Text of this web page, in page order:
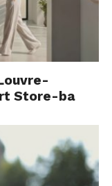
Store-ba